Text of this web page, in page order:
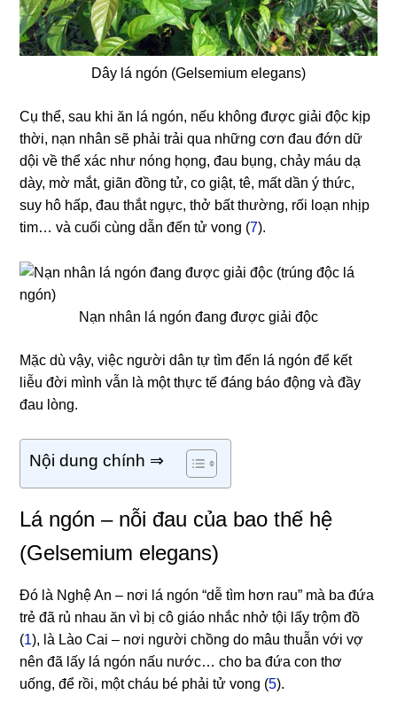
Dây lá ngón (Gelsemium elegans)
Cụ thể, sau khi ăn lá ngón, nếu không được giải độc kịp
thời, nạn nhân sẽ phải trải qua những cơn đau đớn dữ
dội về thể xác như nóng họng, đau bụng, chảy máu dạ
dày, mờ mắt, giãn đồng tử, co giật, tê, mất dần ý thức,
suy hô hấp, đau thắt ngực, thở bất thường, rối loạn nhịp
tim… và cuối cùng dẫn đến tử vong (7).
Nạn nhân lá ngón đang được giải độc
Mặc dù vậy, việc người dân tự tìm đến lá ngón để kết
liễu đời mình vẫn là một thực tế đáng báo động và đầy
đau lòng.
Nội dung chính ⇒
Lá ngón – nỗi đau của bao thế hệ
(Gelsemium elegans)
Đó là Nghệ An – nơi lá ngón “dễ tìm hơn rau” mà ba đứa
trẻ đã rủ nhau ăn vì bị cô giáo nhắc nhở tội lấy trộm đồ
(1), là Lào Cai – nơi người chồng do mâu thuẫn với vợ
nên đã lấy lá ngón nấu nước… cho ba đứa con thơ
uống, để rồi, một cháu bé phải tử vong (5).